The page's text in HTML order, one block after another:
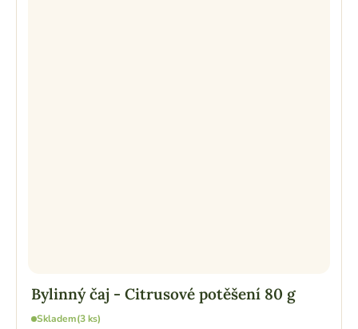
Bylinný čaj - Citrusové potěšení 80 g
Skladem(3 ks)